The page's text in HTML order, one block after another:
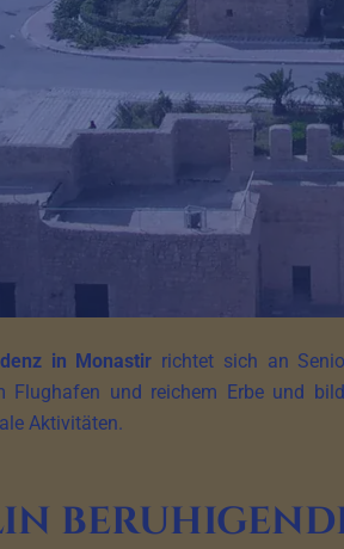
in Monastir richtet sich an
Flughafen und reichem Erbe und
Aktivitäten.